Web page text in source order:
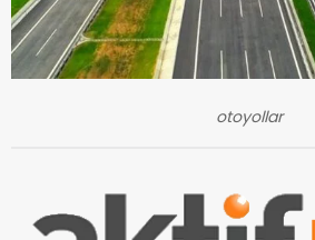
otoyollar